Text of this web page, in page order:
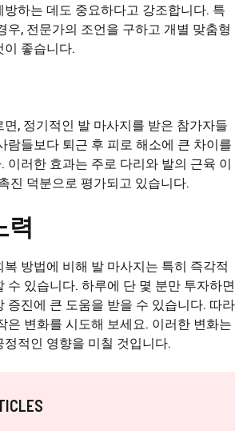
방하는 데도 중요하다고 강조합니다. 특
우, 전문가의 조언을 구하고 개별 맞춤형
이 좋습니다.
, 정기적인 발 마사지를 받은 참가자들
람들보다 퇴근 후 피로 해소에 큰 차이를
이러한 효과는 주로 다리와 발의 근육 이
진 덕분으로 평가되고 있습니다.
력
방법에 비해 발 마사지는 특히 즉각적
수 있습니다. 하루에 단 몇 분만 투자하면
증진에 큰 도움을 받을 수 있습니다. 따라
은 변화를 시도해 보세요. 이러한 변화는
정적인 영향을 미칠 것입니다.